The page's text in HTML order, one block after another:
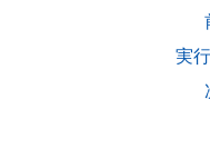
実